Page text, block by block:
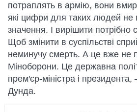
потраплять в армію, вони
які цифри для таких людей
значення. І вирішити
Щоб змінити в суспільстві
неминучу смерть. А це вже не
Міноборони. Це державна
прем'єр-міністра і
Дунда.